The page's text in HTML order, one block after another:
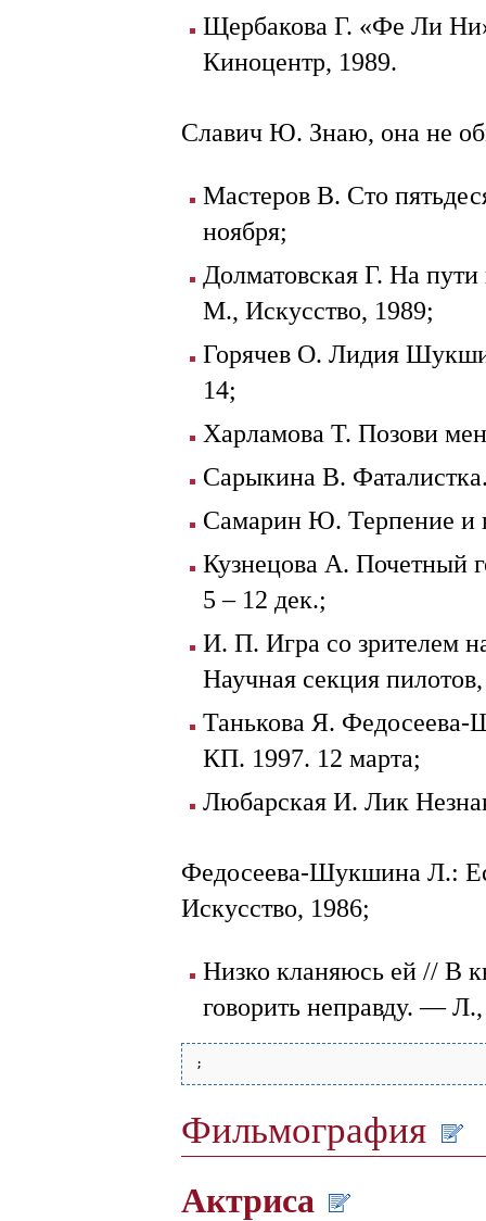
Щербакова Г. «Фе Ли
Киноцентр, 1989.
Славич Ю. Знаю, она не
Мастеров В. Сто
ноября;
Долматовская Г. На
М., Искусство, 1989;
Горячев О. Лидия
14;
Харламова Т. Позови
Сарыкина В.
Самарин Ю. Терпение и
Кузнецова А. Почетный
5 – 12 дек.;
И. П. Игра со зрителем
Научная секция
Танькова Я. Федосеева-
КП. 1997. 12 марта;
Любарская И. Лик
Федосеева-Шукшина Л.:
Искусство, 1986;
Низко кланяюсь ей // В
говорить неправду. —
Фильмография
Актриса